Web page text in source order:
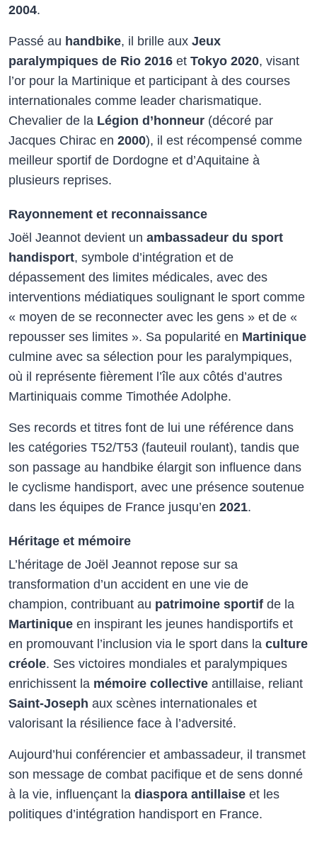
2004.​
Passé au handbike, il brille aux Jeux
paralympiques de Rio 2016 et Tokyo 2020, visant
l’or pour la Martinique et participant à des courses
internationales comme leader charismatique.
Chevalier de la Légion d’honneur (décoré par
Jacques Chirac en 2000), il est récompensé comme
meilleur sportif de Dordogne et d’Aquitaine à
plusieurs reprises.​
Rayonnement et reconnaissance
Joël Jeannot devient un ambassadeur du sport
handisport, symbole d’intégration et de
dépassement des limites médicales, avec des
interventions médiatiques soulignant le sport comme
« moyen de se reconnecter avec les gens » et de «
repousser ses limites ». Sa popularité en Martinique
culmine avec sa sélection pour les paralympiques,
où il représente fièrement l’île aux côtés d’autres
Martiniquais comme Timothée Adolphe.​
Ses records et titres font de lui une référence dans
les catégories T52/T53 (fauteuil roulant), tandis que
son passage au handbike élargit son influence dans
le cyclisme handisport, avec une présence soutenue
dans les équipes de France jusqu’en 2021.​
Héritage et mémoire
L’héritage de Joël Jeannot repose sur sa
transformation d’un accident en une vie de
champion, contribuant au patrimoine sportif de la
Martinique en inspirant les jeunes handisportifs et
en promouvant l’inclusion via le sport dans la culture
créole. Ses victoires mondiales et paralympiques
enrichissent la mémoire collective antillaise, reliant
Saint-Joseph aux scènes internationales et
valorisant la résilience face à l’adversité.​
Aujourd’hui conférencier et ambassadeur, il transmet
son message de combat pacifique et de sens donné
à la vie, influençant la diaspora antillaise et les
politiques d’intégration handisport en France.